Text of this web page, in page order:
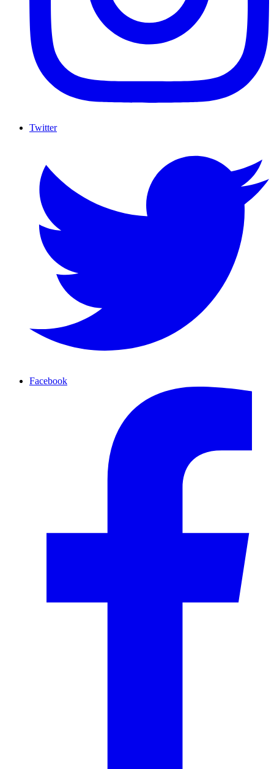
Twitter
Facebook